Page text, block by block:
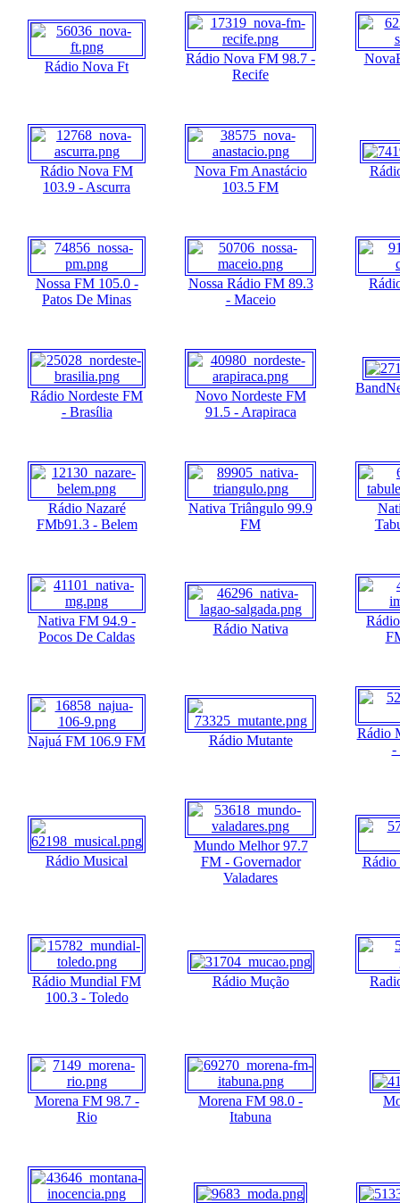
Rádio Nova Ft
Rádio Nova FM 98.7 -
Recife
Rádio Nova FM
103.9 - Ascurra
Nova Fm Anastácio
103.5 FM
Nossa FM 105.0 -
Patos De Minas
Nossa Rádio FM 89.3
- Maceio
Rádio Nordeste FM
- Brasília
Novo Nordeste FM
91.5 - Arapiraca
Rádio Nazaré
FMb91.3 - Belem
Nativa Triângulo 99.9
FM
Nativa FM 94.9 -
Pocos De Caldas
Rádio Nativa
Najuá FM 106.9 FM Rádio Mutante
Rádio
-
Rádio Musical
Mundo Melhor 97.7
FM - Governador
Valadares
Rádio Mundial FM
100.3 - Toledo
Rádio Mução
Morena FM 98.7 -
Rio
Morena FM 98.0 -
Itabuna